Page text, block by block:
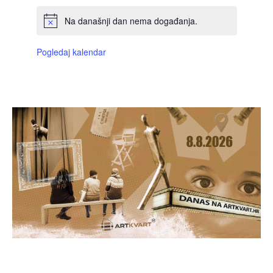
Na današnji dan nema događanja.
Pogledaj kalendar